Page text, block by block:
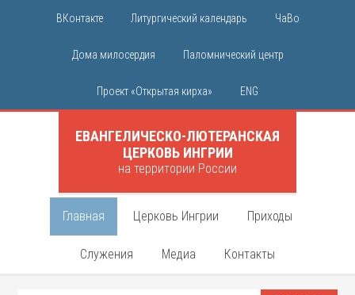
ВКонтакте Литургический календарь ЧаВо
Дома милосердия Паломнический центр
Проект «Открытая кирха» ENG
ЕВАНГЕЛИЧЕСКО-ЛЮТЕРАНСКАЯ
ЦЕРКОВЬ ИНГРИИ
на территории России
Главная Церковь Ингрии Приходы
Служения Медиа Контакты